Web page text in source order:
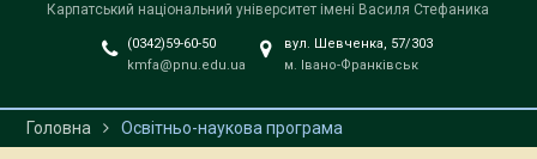
Карпатський національний університет імені Василя Стефаника
(0342)59-60-50
kmfa@pnu.edu.ua
вул. Шевченка, 57/303
м. Івано-Франківськ
Головна Освітньо-наукова програма